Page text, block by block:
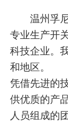
温州孚尼
专业生产开
科技企业。
和地区。
凭借先进的
供优质的产
人员组成的